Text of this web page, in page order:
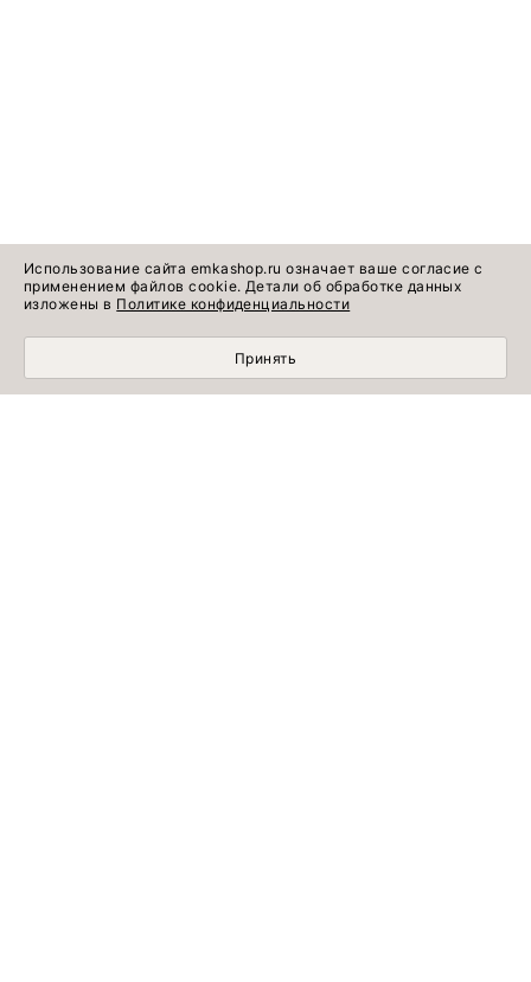
Использование сайта emkashop.ru означает ваше согласие с
применением файлов cookie. Детали об обработке данных
изложены в Политике конфиденциальности
Принять